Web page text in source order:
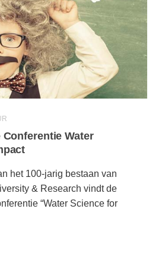
Water
het 100-jarig bestaan van
& Research vindt de
“Water Science for